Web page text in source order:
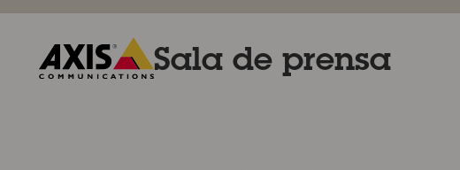
Saltar
contenido
principal
Sala de prensa